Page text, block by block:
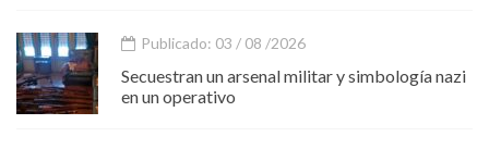
Publicado: 03 / 08 /2026
Secuestran un arsenal militar y simbología nazi
en un operativo